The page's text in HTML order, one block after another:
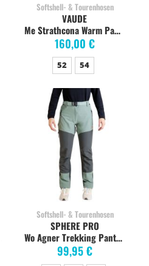
Softshell- & Tourenhosen
Me Strathcona Warm Pants black
160,00 €
VAUDE
52 54
Softshell- & Tourenhosen
Wo Agner Trekking Pants laurel/gris baikal
99,95 €
SPHERE PRO